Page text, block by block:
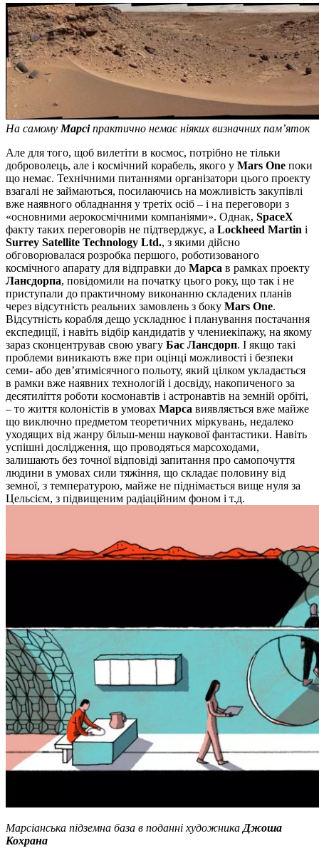
На самому Марсіпрактично немає ніяких визначних пам’яток
Але для того, щоб вилетіти в космос, потрібно не тільки
доброволець, але і космічний корабель, якого у Mars One поки
що немає. Технічними питаннями організатори цього проекту
взагалі не займаються, посилаючись на можливість закупівлі
вже наявного обладнання у третіх осіб – і на переговори з
«основними аерокосмічними компаніями». Однак, SpaceX
факту таких переговорів не підтверджує, а Lockheed Martin і
Surrey Satellite Technology Ltd., з якими дійсно
обговорювалася розробка першого, роботизованого
космічного апарату для відправки до Марса в рамках проекту
Лансдорпа, повідомили на початку цього року, що так і не
приступали до практичному виконанню складених планів
через відсутність реальних замовлень з боку Mars One.
Відсутність корабля дещо ускладнює і планування постачання
експедиції, і навіть відбір кандидатів у члениекіпажу, на якому
зараз сконцентрував свою увагу Бас Лансдорп. І якщо такі
проблеми виникають вже при оцінці можливості і безпеки
семи- або дев’ятимісячного польоту, який цілком укладається
в рамки вже наявних технологій і досвіду, накопиченого за
десятиліття роботи космонавтів і астронавтів на земній орбіті,
– то життя колоністів в умовах Марса виявляється вже майже
що виключно предметом теоретичних міркувань, недалеко
уходящих від жанру більш-менш наукової фантастики. Навіть
успішні дослідження, що проводяться марсоходами,
залишають без точної відповіді запитання про самопочуття
людини в умовах сили тяжіння, що складає половину від
земної, з температурою, майже не піднімається вище нуля за
Цельсієм, з підвищеним радіаційним фоном і т.д.
Марсіанська підземна база в поданні художника Джоша
Кохрана